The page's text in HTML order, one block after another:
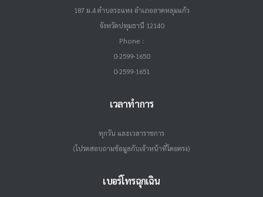
187 ม.4 ตำบลระแหง อำเภอลาดหลุมแก้ว
จังหวัดปทุมธานี 12140
Phone :
0-2599-1650
0-2599-1651
เวลาทำการ
ทุกวัน และเวลาราชการ
(โปรดสอบถามข้อมูลกับเจ้าหน้าที่โดยตรง)
เบอร์โทรฉุกเฉิน